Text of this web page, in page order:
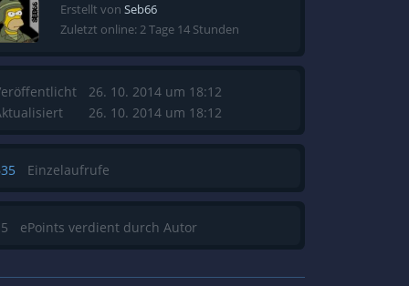
Erstellt von Seb66
Zuletzt online: 2 Tage 14 Stunden
26. 10. 2014 um 18:12
26. 10. 2014 um 18:12
Einzelaufrufe
ePoints verdient durch Autor